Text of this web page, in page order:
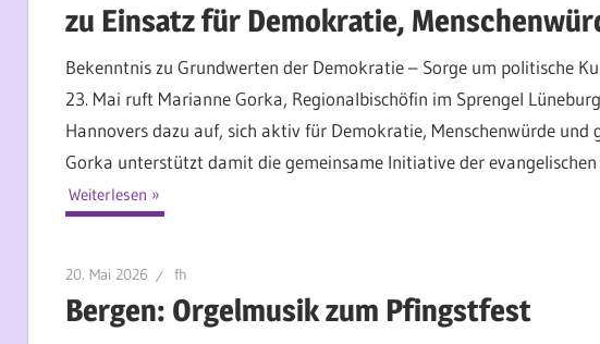
zu Einsatz für Demokratie,
Bekenntnis zu Grundwerten der Demokratie – Sorge um politische
23. Mai ruft Marianne Gorka, Regionalbischöfin im Sprengel
Hannovers dazu auf, sich aktiv für Demokratie, Menschenwürde und
Gorka unterstützt damit die gemeinsame Initiative der evangelischen
Weiterlesen
20. Mai 2026 fh
Bergen: Orgelmusik zum Pfingstfest